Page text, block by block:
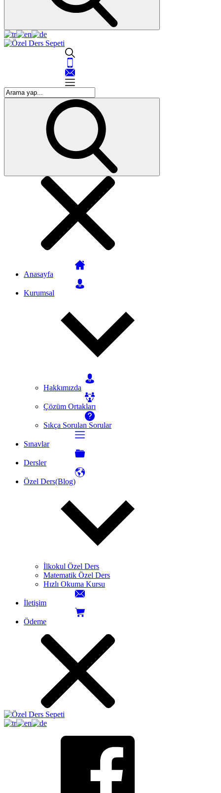
Anasayfa
Kurumsal
Hakkımızda
Çözüm Ortakları
Sıkça Sorulan Sorular
Sınavlar
Dersler
Özel Ders(Blog)
İlkokul Özel Ders
Matematik Özel Ders
Hızlı Okuma Kursu
İletişim
Ödeme